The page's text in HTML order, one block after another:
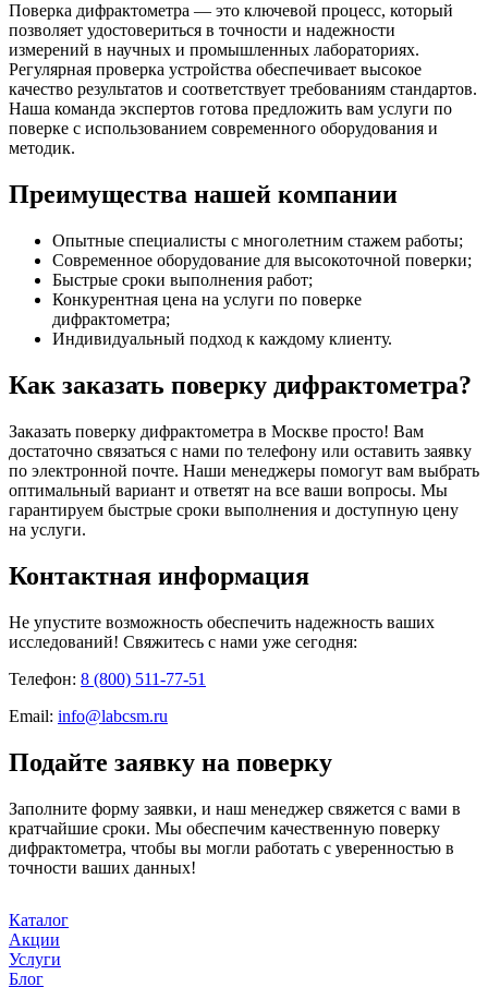
Поверка дифрактометра — это ключевой процесс, который
позволяет удостовериться в точности и надежности
измерений в научных и промышленных лабораториях.
Регулярная проверка устройства обеспечивает высокое
качество результатов и соответствует требованиям стандартов.
Наша команда экспертов готова предложить вам услуги по
поверке с использованием современного оборудования и
методик.
Преимущества нашей компании
Опытные специалисты с многолетним стажем работы;
Современное оборудование для высокоточной поверки;
Быстрые сроки выполнения работ;
Конкурентная цена на услуги по поверке
дифрактометра;
Индивидуальный подход к каждому клиенту.
Как заказать поверку дифрактометра?
Заказать поверку дифрактометра в Москве просто! Вам
достаточно связаться с нами по телефону или оставить заявку
по электронной почте. Наши менеджеры помогут вам выбрать
оптимальный вариант и ответят на все ваши вопросы. Мы
гарантируем быстрые сроки выполнения и доступную цену
на услуги.
Контактная информация
Не упустите возможность обеспечить надежность ваших
исследований! Свяжитесь с нами уже сегодня:
Телефон: 8 (800) 511-77-51
Email: info@labcsm.ru
Подайте заявку на поверку
Заполните форму заявки, и наш менеджер свяжется с вами в
кратчайшие сроки. Мы обеспечим качественную поверку
дифрактометра, чтобы вы могли работать с уверенностью в
точности ваших данных!
Каталог
Акции
Услуги
Блог